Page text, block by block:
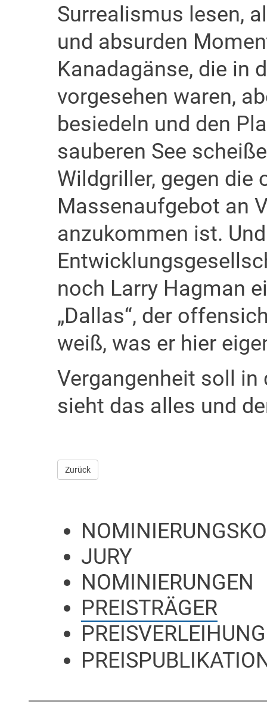
Surrealismus lesen,
und absurden
Kanadagänse, die in
vorgesehen waren,
besiedeln und den
sauberen See
Wildgriller, gegen
Massenaufgebot an
anzukommen ist.
noch Larry Hagman
„Dallas“, der
weiß, was er hier
Vergangenheit soll
sieht das alles und
Zurück
JURY
NOMINIERUNGEN
PREISTRÄGER
PREISVERLEIHUNG